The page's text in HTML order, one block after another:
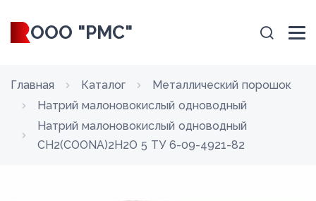
ООО "РМС"
Главная Каталог
Металлический порошок
Натрий малоновокислый одноводный
Натрий малоновокислый одноводный
CH2(COONA)2H2O 5 ТУ 6-09-4921-82